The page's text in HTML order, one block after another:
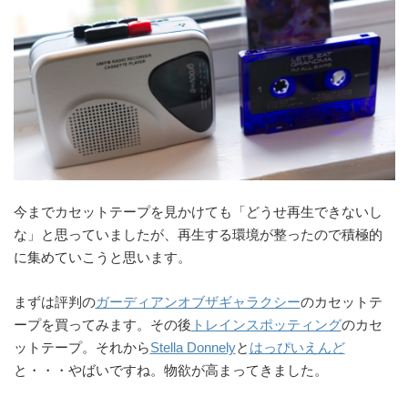
今までカセットテープを見かけても「どうせ再生できないし
な」と思っていましたが、再生する環境が整ったので積極的
に集めていこうと思います。
まずは評判のガーディアンオブザギャラクシーのカセットテ
ープを買ってみます。その後 トレインスポッティングのカセ
ットテープ。それからStella Donnelyと はっぴいえんど
と・・・やばいですね。物欲が高まってきました。